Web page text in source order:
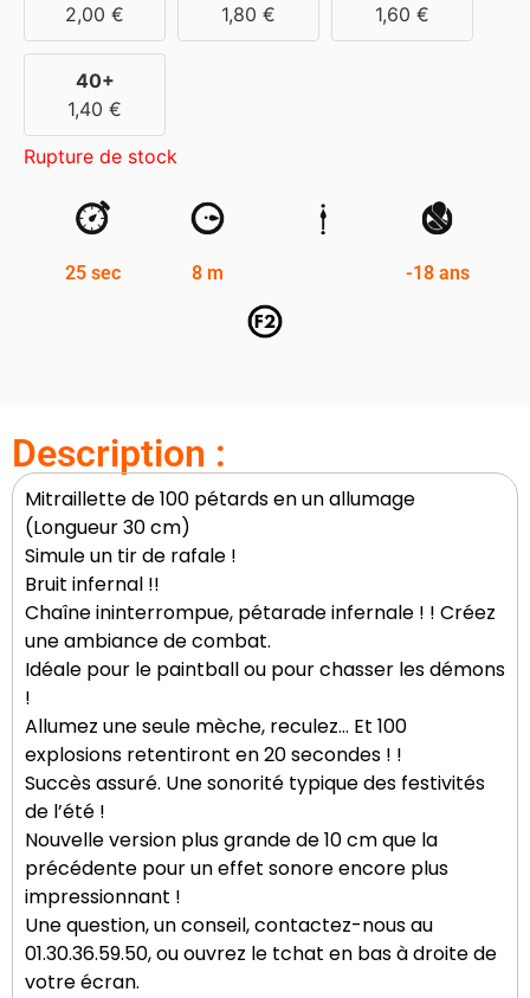
2,00 €
1,80 €
1,60 €
40+
1,40 €
Rupture de stock
25 sec 8 m -18 ans
Description :
Mitraillette de 100 pétards en un allumage
(Longueur 30 cm)
Simule un tir de rafale !
Bruit infernal !!
Chaîne ininterrompue, pétarade infernale ! ! Créez
une ambiance de combat.
Idéale pour le paintball ou pour chasser les démons
!
Allumez une seule mèche, reculez… Et 100
explosions retentiront en 20 secondes ! !
Succès assuré. Une sonorité typique des festivités
de l’été !
Nouvelle version plus grande de 10 cm que la
précédente pour un effet sonore encore plus
impressionnant !
Une question, un conseil, contactez-nous au
01.30.36.59.50, ou ouvrez le tchat en bas à droite de
votre écran.